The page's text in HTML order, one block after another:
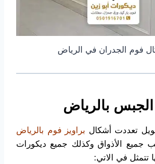
فوم الجدران في الرياض
بالرياض
تعددت أشكال براويز فوم بالرياض
جميع الأذواق وكذلك جميع ديكورات
تتمثل في الاتي: